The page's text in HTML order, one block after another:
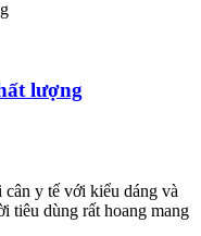
lượng
y tế với kiểu dáng và
tiêu dùng rất hoang mang